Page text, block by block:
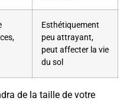
Esthétiquement
peu attrayant,
peut affecter la vie
du sol
de la taille de votre